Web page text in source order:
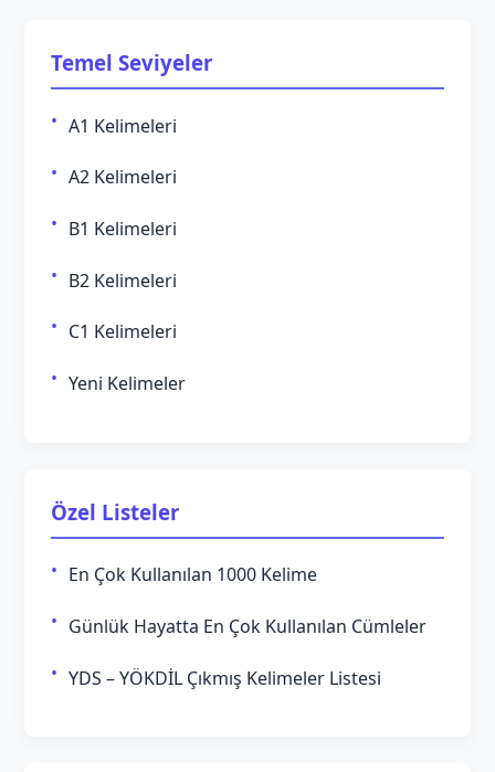
Temel Seviyeler
A1 Kelimeleri
A2 Kelimeleri
B1 Kelimeleri
B2 Kelimeleri
C1 Kelimeleri
Yeni Kelimeler
Özel Listeler
En Çok Kullanılan 1000 Kelime
Günlük Hayatta En Çok Kullanılan Cümleler
YDS – YÖKDİL Çıkmış Kelimeler Listesi